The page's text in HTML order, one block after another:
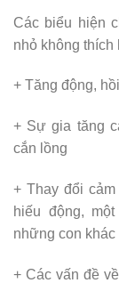
Các biểu hiện
nhỏ không thích
+ Tăng động,
+ Sự gia tăng
cắn lồng
+ Thay đổi
hiếu động,
những con
+ Các vấn đề